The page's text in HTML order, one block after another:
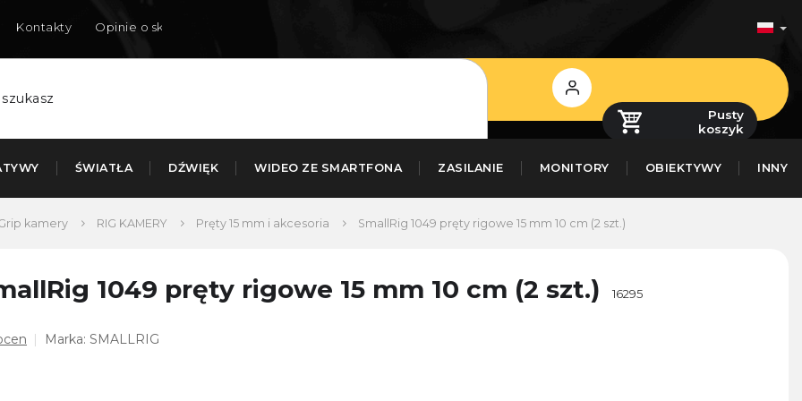
Kontakty Opinie o sklepie
Zaloguj
się
Pusty
koszyk
ŚWIATŁA DŹWIĘK WIDEO ZE SMARTFONA ZASILANIE MONITORY OBIEKTYWY INNY
kamery RIG KAMERY Pręty 15 mm i akcesoria SmallRig 1049 pręty rigowe 15 mm 10 cm (2 szt.)
1049 pręty rigowe 15 mm 10 cm (2 szt.) 16295
Marka: SMALLRIG